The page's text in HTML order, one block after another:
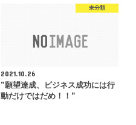
未分類
2021.10.26
”願望達成、ビジネス成功には行
動だけではだめ！！”